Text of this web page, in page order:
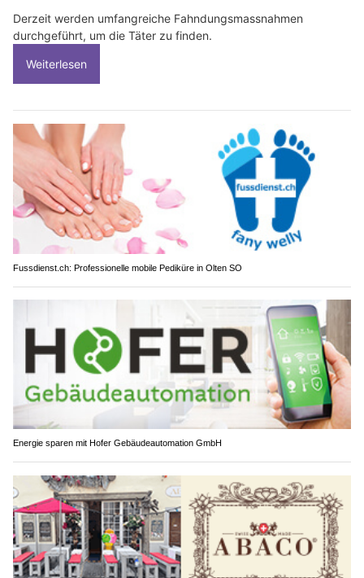
Derzeit werden umfangreiche Fahndungsmassnahmen
durchgeführt, um die Täter zu finden.
Weiterlesen
Fussdienst.ch: Professionelle mobile Pediküre in Olten SO
Energie sparen mit Hofer Gebäudeautomation GmbH